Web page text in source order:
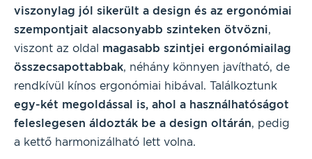
viszonylag jól sikerült a design és az ergonómiai
szempontjait alacsonyabb szinteken ötvözni,
viszont az oldal magasabb szintjei ergonómiailag
összecsapottabbak, néhány könnyen javítható, de
rendkívül kínos ergonómiai hibával. Találkoztunk
egy-két megoldással is, ahol a használhatóságot
feleslegesen áldozták be a design oltárán, pedig
a kettő harmonizálható lett volna.